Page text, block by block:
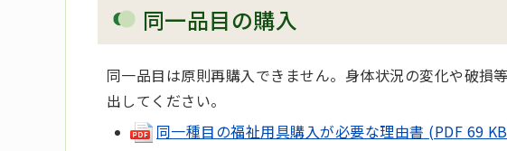
同一品目の購入
同一品目は原則再購入できません。身体状況の変化や破損
出してください。
同一種目の福祉用具購入が必要な理由書 (PDF 69